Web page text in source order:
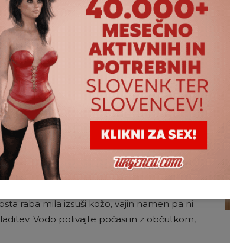
in soparnih večerih, tokrat pa vročina terja
zgolj trpela. Če slučajno nimata
slecite partnerja in odidita skupaj
kakšno dolgotrajno namakanje ne
samo nekoliko premrzlo vodo, bo ta za
vso strast, ki vas je spravila v kopalnico.
med mlačno in hladno.
nato pustite, da tudi on vas.
raba mila izsuši kožo, vajin namen pa ni
Vodo polivajte počasi in z občutkom,